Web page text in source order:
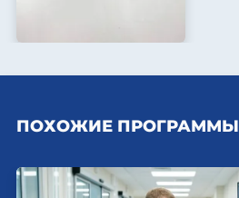
ПОХОЖИЕ ПРОГРАММЫ